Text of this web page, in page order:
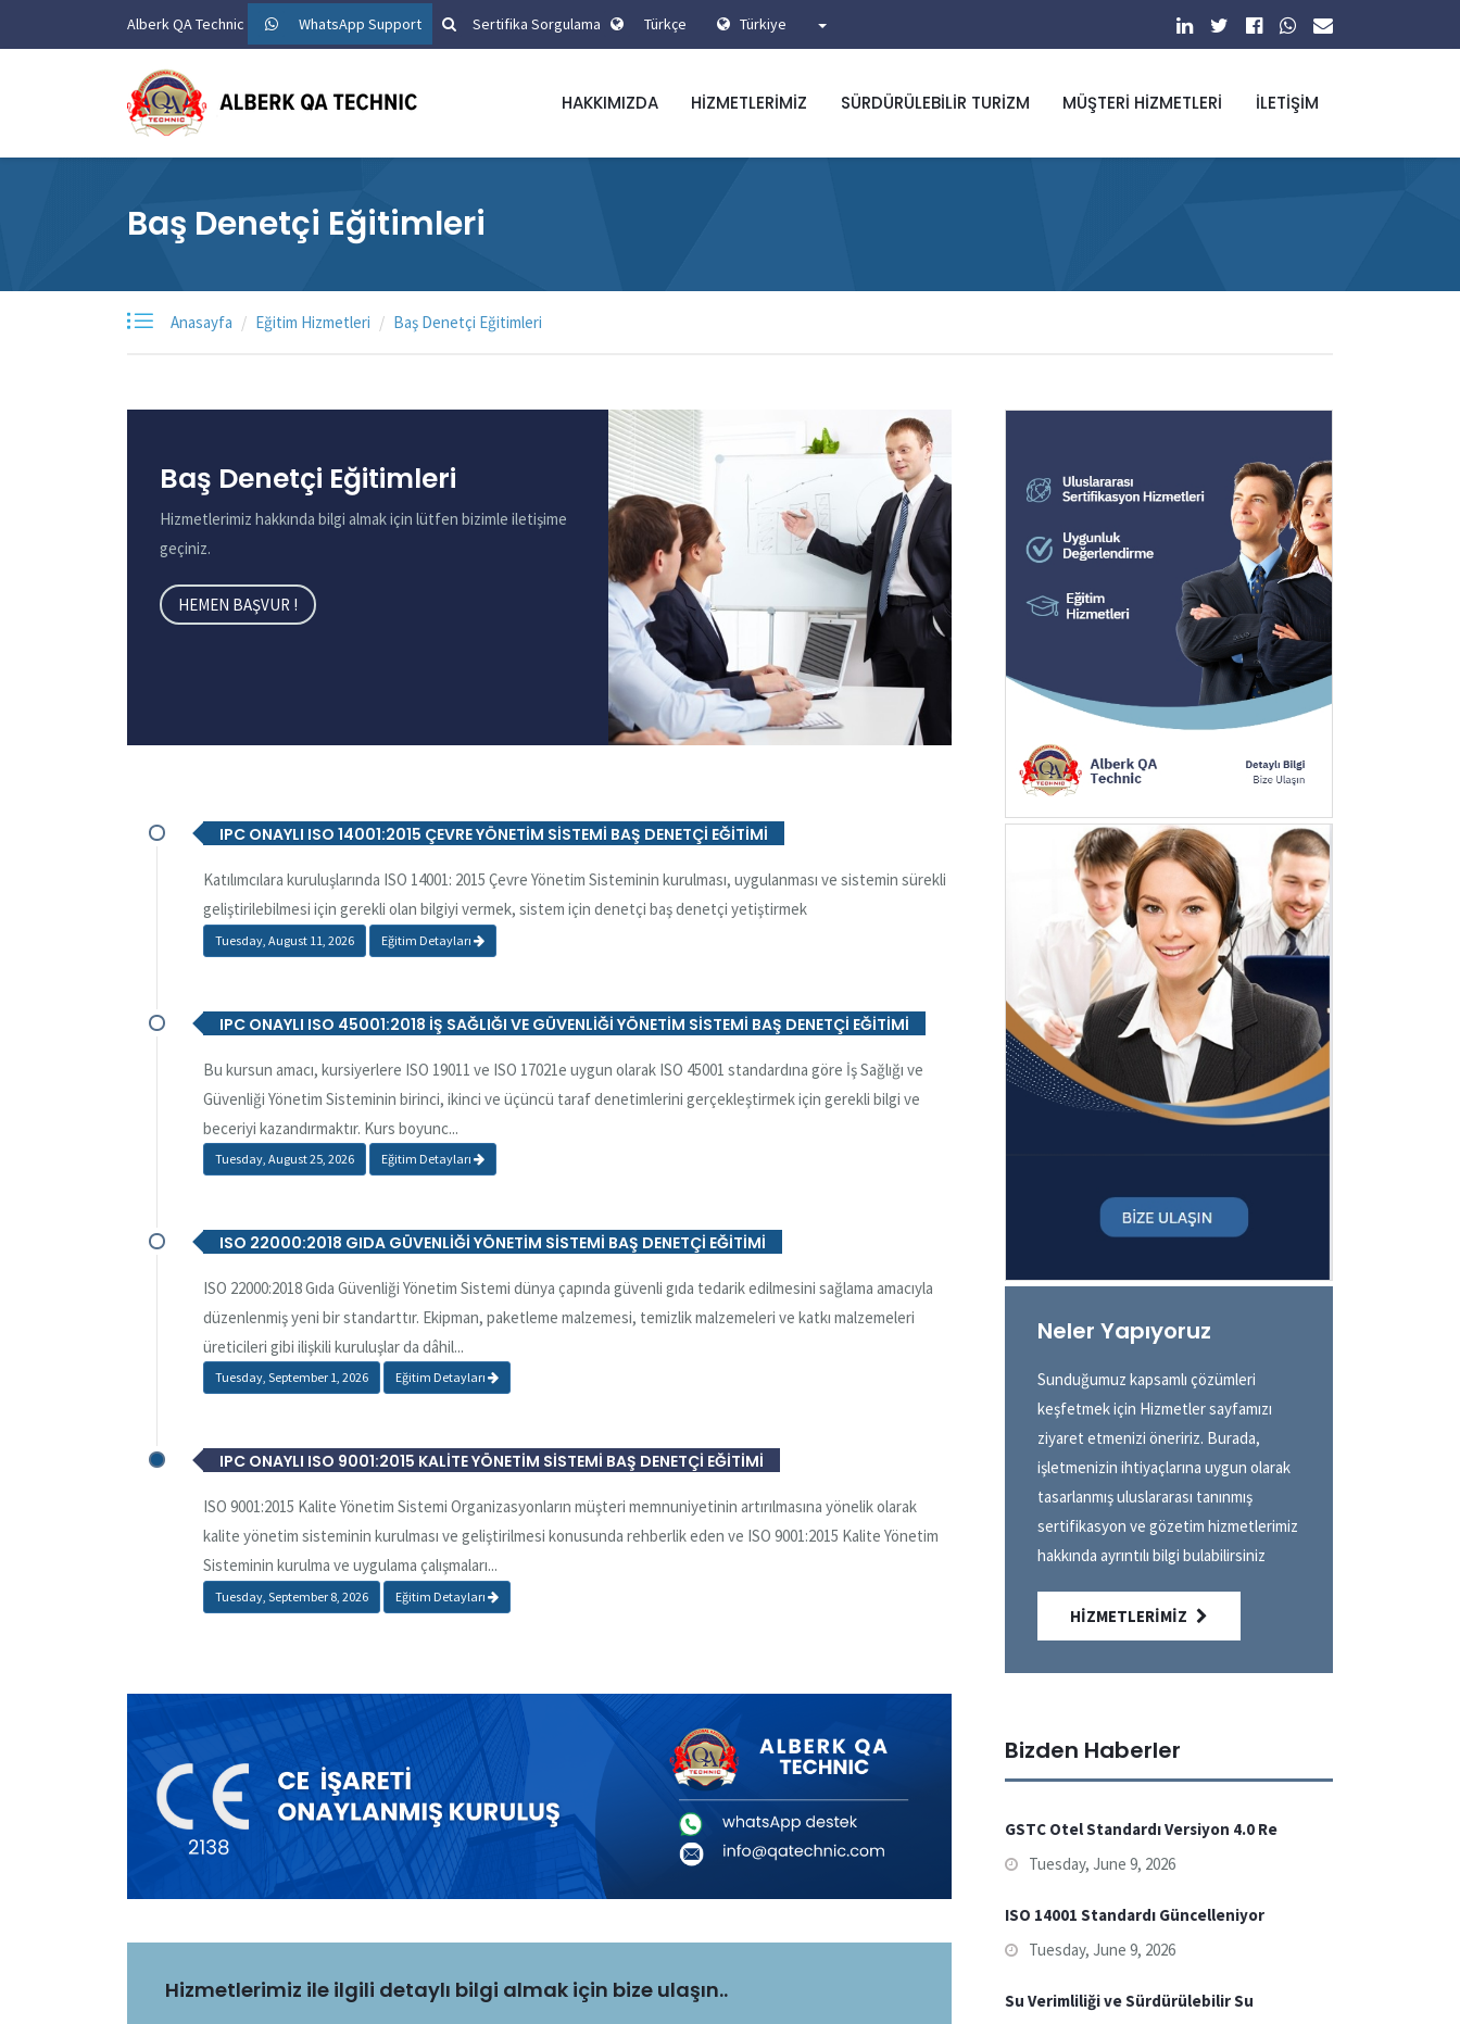
Alberk QA Technic WhatsApp Support Sertifika Sorgulama Türkçe Türkiye
HAKKIMIZDA HIZMETLERIMIZ SÜRDÜRÜLEBILIR TURIZM MÜŞTERI HIZMETLERI İLETIŞIM
Baş Denetçi Eğitimleri
Anasayfa Eğitim Hizmetleri Baş Denetçi Eğitimleri
Baş Denetçi Eğitimleri
Hizmetlerimiz hakkında bilgi almak için lütfen bizimle iletişime
geçiniz.
HEMEN BAŞVUR !
IPC ONAYLI ISO 14001:2015 ÇEVRE YÖNETİM SİSTEMİ BAŞ DENETÇİ EĞİTİMİ
Katılımcılara kuruluşlarında ISO 14001: 2015 Çevre Yönetim Sisteminin kurulması, uygulanması ve sistemin sürekli
geliştirilebilmesi için gerekli olan bilgiyi vermek, sistem için denetçi baş denetçi yetiştirmek
Tuesday, August 11, 2026 Eğitim Detayları
IPC ONAYLI ISO 45001:2018 İŞ SAĞLIĞI VE GÜVENLİĞİ YÖNETİM SİSTEMİ BAŞ DENETÇİ EĞİTİMİ
Bu kursun amacı, kursiyerlere ISO 19011 ve ISO 17021e uygun olarak ISO 45001 standardına göre İş Sağlığı ve
Güvenliği Yönetim Sisteminin birinci, ikinci ve üçüncü taraf denetimlerini gerçekleştirmek için gerekli bilgi ve
beceriyi kazandırmaktır. Kurs boyunc...
Tuesday, August 25, 2026 Eğitim Detayları
ISO 22000:2018 GIDA GÜVENLİĞİ YÖNETİM SİSTEMİ BAŞ DENETÇİ EĞİTİMİ
ISO 22000:2018 Gıda Güvenliği Yönetim Sistemi dünya çapında güvenli gıda tedarik edilmesini sağlama amacıyla
düzenlenmiş yeni bir standarttır. Ekipman, paketleme malzemesi, temizlik malzemeleri ve katkı malzemeleri
üreticileri gibi ilişkili kuruluşlar da dâhil...
Tuesday, September 1, 2026 Eğitim Detayları
IPC ONAYLI ISO 9001:2015 KALİTE YÖNETİM SİSTEMİ BAŞ DENETÇİ EĞİTİMİ
ISO 9001:2015 Kalite Yönetim Sistemi Organizasyonların müşteri memnuniyetinin artırılmasına yönelik olarak
kalite yönetim sisteminin kurulması ve geliştirilmesi konusunda rehberlik eden ve ISO 9001:2015 Kalite Yönetim
Sisteminin kurulma ve uygulama çalışmaları...
Tuesday, September 8, 2026 Eğitim Detayları
Hizmetlerimiz ile ilgili detaylı bilgi almak için bize ulaşın..
Neler Yapıyoruz
Sunduğumuz kapsamlı çözümleri
keşfetmek için Hizmetler sayfamızı
ziyaret etmenizi öneririz. Burada,
işletmenizin ihtiyaçlarına uygun olarak
tasarlanmış uluslararası tanınmış
sertifikasyon ve gözetim hizmetlerimiz
hakkında ayrıntılı bilgi bulabilirsiniz
HIZMETLERIMIZ
Bizden Haberler
GSTC Otel Standardı Versiyon 4.0 Re
Tuesday, June 9, 2026
ISO 14001 Standardı Güncelleniyor
Tuesday, June 9, 2026
Su Verimliliği ve Sürdürülebilir Su